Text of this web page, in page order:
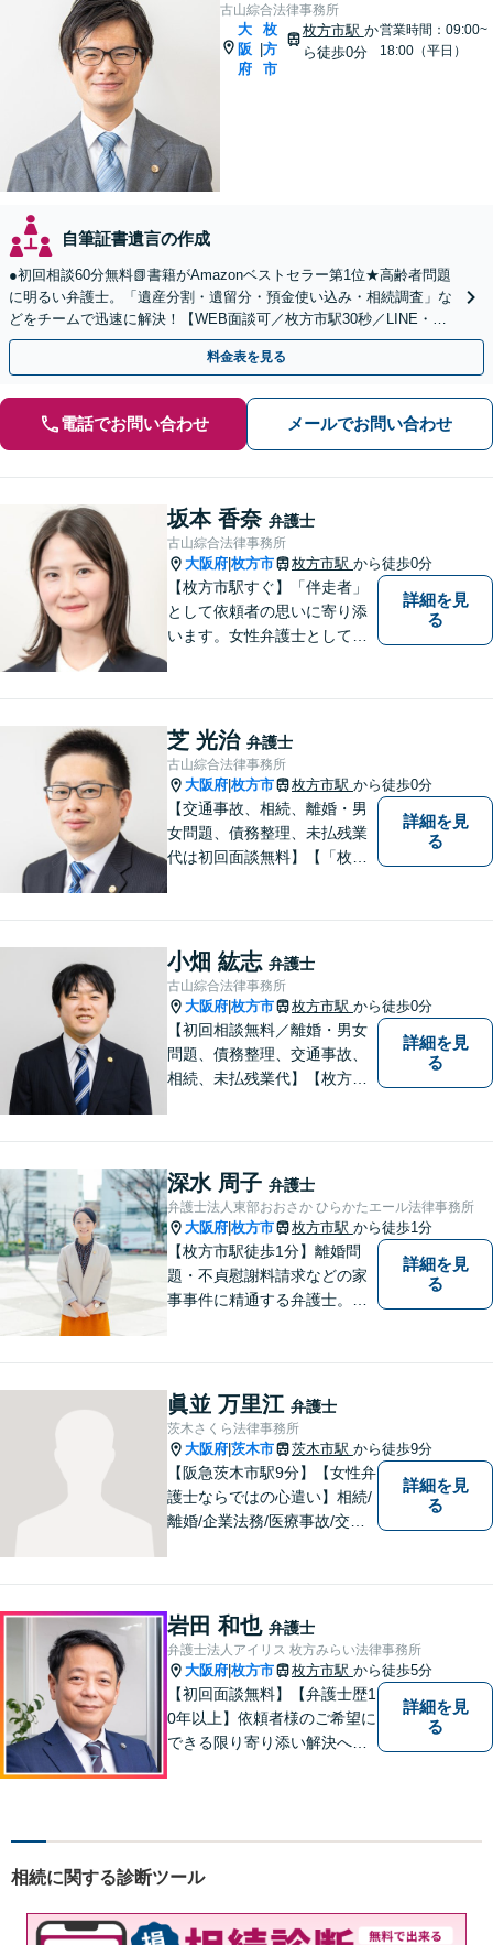
古山綜合法律事務所
大
阪
府
枚
方
市
枚方市駅 か
ら徒歩0分
営業時間：09:00~
18:00（平日）
自筆証書遺言の作成
●初回相談60分無料📗書籍がAmazonベストセラー第1位★高齢者問題
に明るい弁護士。「遺産分割・遺留分・預金使い込み・相続調査」な
どをチームで迅速に解決！【WEB面談可／枚方市駅30秒／LINE・電
話・メールで予約OK】
料金表を見る
電話でお問い合わせ メールでお問い合わせ
坂本 香奈 弁護士
古山綜合法律事務所
大阪府 枚方市 枚方市駅 から徒歩0分
【枚方市駅すぐ】「伴走者」
として依頼者の思いに寄り添
います。女性弁護士としての
あればどうぞ気軽にお声がけ
ください。【オンライン・電
話相談可】【完全個室・防音
対応】
詳細を見
る
芝 光治 弁護士
古山綜合法律事務所
大阪府 枚方市 枚方市駅 から徒歩0分
【交通事故、相続、離婚・男
女問題、債務整理、未払残業
代は初回面談無料】【「枚方
ヒアリングし、あらゆる観点
から解決策をご提案してまい
ります。
詳細を見
る
小畑 紘志 弁護士
古山綜合法律事務所
大阪府 枚方市 枚方市駅 から徒歩0分
【初回相談無料／離婚・男女
問題、債務整理、交通事故、
相続、未払残業代】【枚方市
めのお手伝いをしています。
詳細を見
る
深水 周子 弁護士
弁護士法人東部おおさか ひらかたエール法律事務所
大阪府 枚方市 枚方市駅 から徒歩1分
【枚方市駅徒歩1分】離婚問
題・不貞慰謝料請求などの家
事事件に精通する弁護士。依
致します。どんなお悩みで
も、ご相談ください。【キッ
ズスペースあり】
詳細を見
る
眞並 万里江 弁護士
茨木さくら法律事務所
大阪府 茨木市 茨木市駅 から徒歩9分
【阪急茨木市駅9分】【女性弁
護士ならではの心遣い】相続/
離婚/企業法務/医療事故/交通
け、少しでもお気持ちが和ら
ぐよう心がけております。
詳細を見
る
岩田 和也 弁護士
弁護士法人アイリス 枚方みらい法律事務所
大阪府 枚方市 枚方市駅 から徒歩5分
【初回面談無料】【弁護士歴1
0年以上】依頼者様のご希望に
できる限り寄り添い解決へと
夫婦カウンセラーの資格保有
書籍執筆の経験あり【枚方市
駅5分】
詳細を見
る
相続に関する診断ツール